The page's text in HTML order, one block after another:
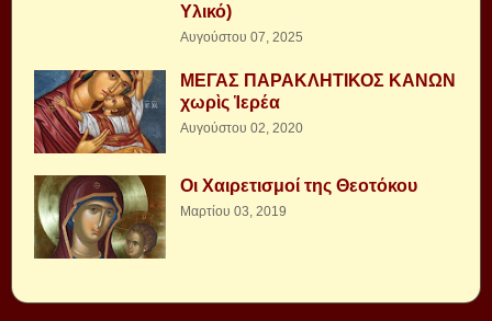
Υλικό)
Αυγούστου 07, 2025
ΜΕΓΑΣ ΠΑΡΑΚΛΗΤΙΚΟΣ ΚΑΝΩΝ
χωρὶς Ἱερέα
Αυγούστου 02, 2020
Οι Χαιρετισμοί της Θεοτόκου
Μαρτίου 03, 2019